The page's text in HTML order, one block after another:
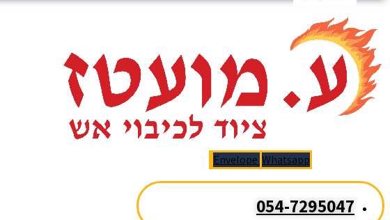
Envelope Whatsapp
054-7295047